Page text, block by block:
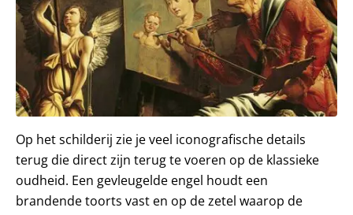
Op het schilderij zie je veel iconografische details
terug die direct zijn terug te voeren op de klassieke
oudheid. Een gevleugelde engel houdt een
brandende toorts vast en op de zetel waarop de